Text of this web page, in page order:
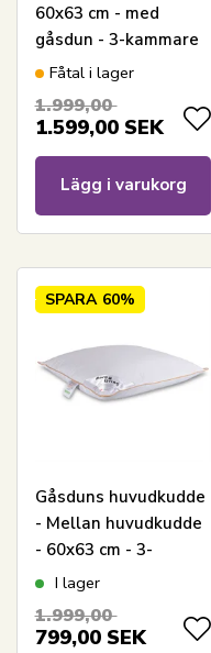
60x63 cm - med
gåsdun - 3-kammare
kudde - Feng Shui
Fåtal i lager
1.999,00
1.599,00 SEK
Lägg i varukorg
SPARA 60%
Gåsduns huvudkudde
- Mellan huvudkudde
- 60x63 cm - 3-
kammarskudde - Borg
I lager
1.999,00
799,00 SEK